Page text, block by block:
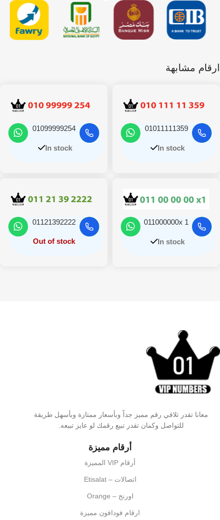
ارقام مشابهة
01011111359
In stock
01099999254
In stock
011000000x 1
In stock
01121392222
Out of stock
معانا تقدر تلاقي رقم مميز جداً وبأسعار ممتازة وبأسهل طريقة
للتواصل وكمان تقدر تبيع رقمك لو عايز تبيعه.
أرقام مميزة
أرقام VIP المميزة
اتصالات – Etisalat
اورنج – Orange
ارقام فودافون مميزة